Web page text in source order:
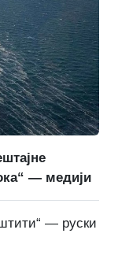
— медији
— руски